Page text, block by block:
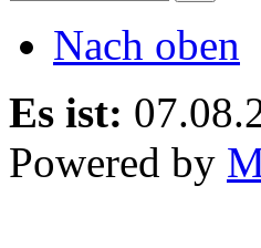
Nach oben
Es ist:
Powered by